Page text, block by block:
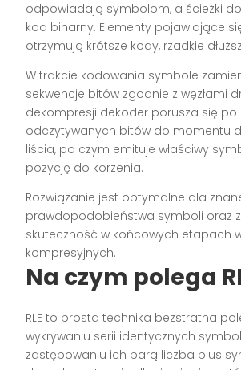
odpowiadają symbolom, a ścieżki
kod binarny. Elementy pojawiające
otrzymują krótsze kody, rzadkie
W trakcie kodowania symbole
sekwencje bitów zgodnie z węzłami
dekompresji dekoder porusza się po
odczytywanych bitów do momentu
liścia, po czym emituje właściwy
pozycję do korzenia.
Rozwiązanie jest optymalne dla
prawdopodobieństwa symboli oraz
skuteczność w końcowych etapach
kompresyjnych.
Na czym polega
RLE to prosta technika bezstratna
wykrywaniu serii identycznych
zastępowaniu ich parą liczba plus